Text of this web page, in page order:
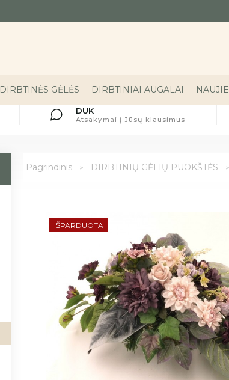
DIRBTINĖS GĖLĖS DIRBTINIAI AUGALAI
DUK
Atsakymai Į Jūsų klausimus
Pagrindinis DIRBTINIŲ GĖLIŲ PUOKŠTĖS
IŠPARDUOTA